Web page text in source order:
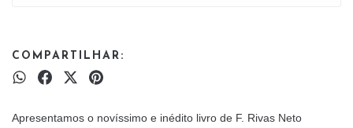
COMPARTILHAR:
Apresentamos o novíssimo e inédito livro de F. Rivas Neto